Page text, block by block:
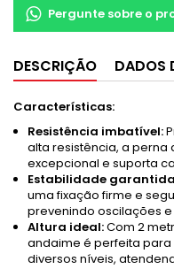
Pergunte sobre o
DESCRIÇÃO DADOS
Características:
Resistência imbatível:
alta resistência, a
excepcional e suporta
Estabilidade
uma fixação firme e
prevenindo oscilações
Altura ideal:Com 2
andaime é perfeita
diversos níveis,